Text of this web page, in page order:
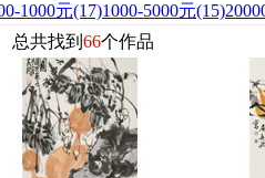
1000元(17)1000-5000元(15)
总共找到 66个作品